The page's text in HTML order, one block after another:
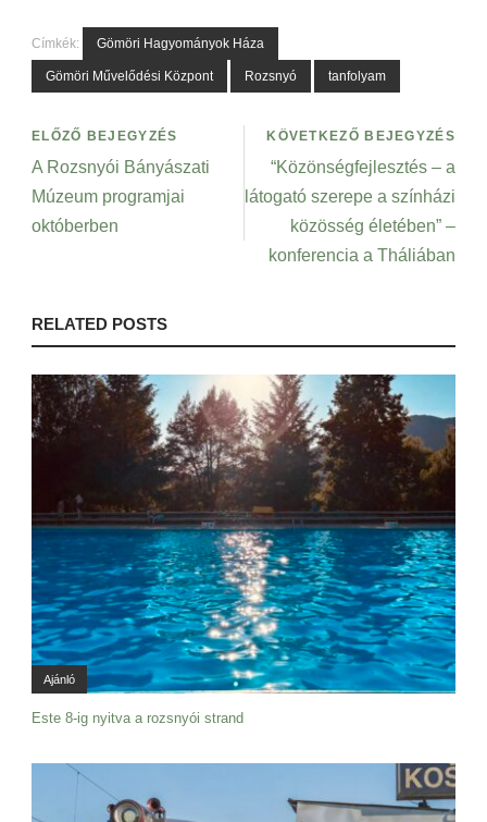
Címkék: Gömöri Hagyományok Háza
Gömöri Művelődési Központ Rozsnyó tanfolyam
ELŐZŐ BEJEGYZÉS
A Rozsnyói Bányászati
Múzeum programjai
októberben
KÖVETKEZŐ BEJEGYZÉS
“Közönségfejlesztés – a
látogató szerepe a színházi
közösség életében” –
konferencia a Tháliában
RELATED POSTS
Ajánló
Este 8-ig nyitva a rozsnyói strand